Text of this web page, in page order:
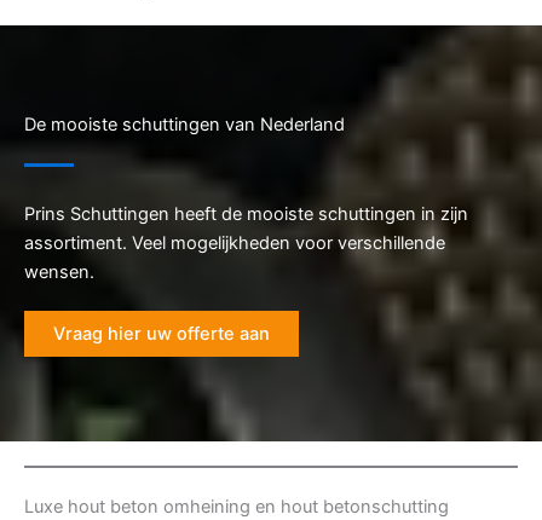
De mooiste schuttingen van Nederland
Prins Schuttingen heeft de mooiste schuttingen in zijn
assortiment. Veel mogelijkheden voor verschillende
wensen.
Vraag hier uw offerte aan
Luxe hout beton omheining en hout betonschutting